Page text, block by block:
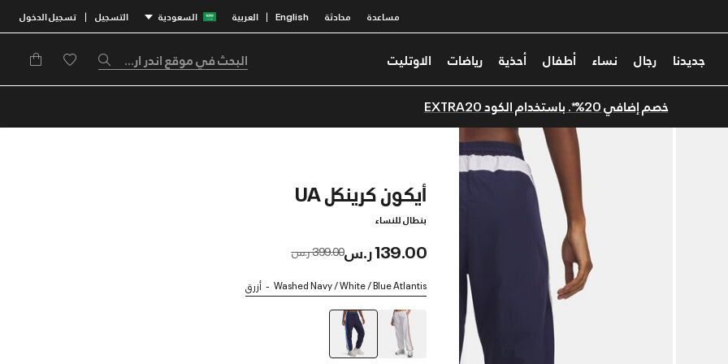
مساعدة محادثة English
| العربية السعودية التسجيل | تسجيل الدخول
جديدنا رجال نساء أطفال أحذية رياضات الاوتليت
خصم إضافي 20%*. باستخدام الكود EXTRA20
أيكون كرينكل UA
بنطال للنساء
139.00 ر.س Price reduced from
399.00 ر.س to
Washed Navy / White / Blue Atlantis أزرق